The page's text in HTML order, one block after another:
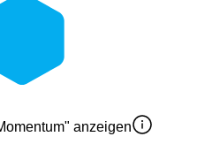
anzeigen